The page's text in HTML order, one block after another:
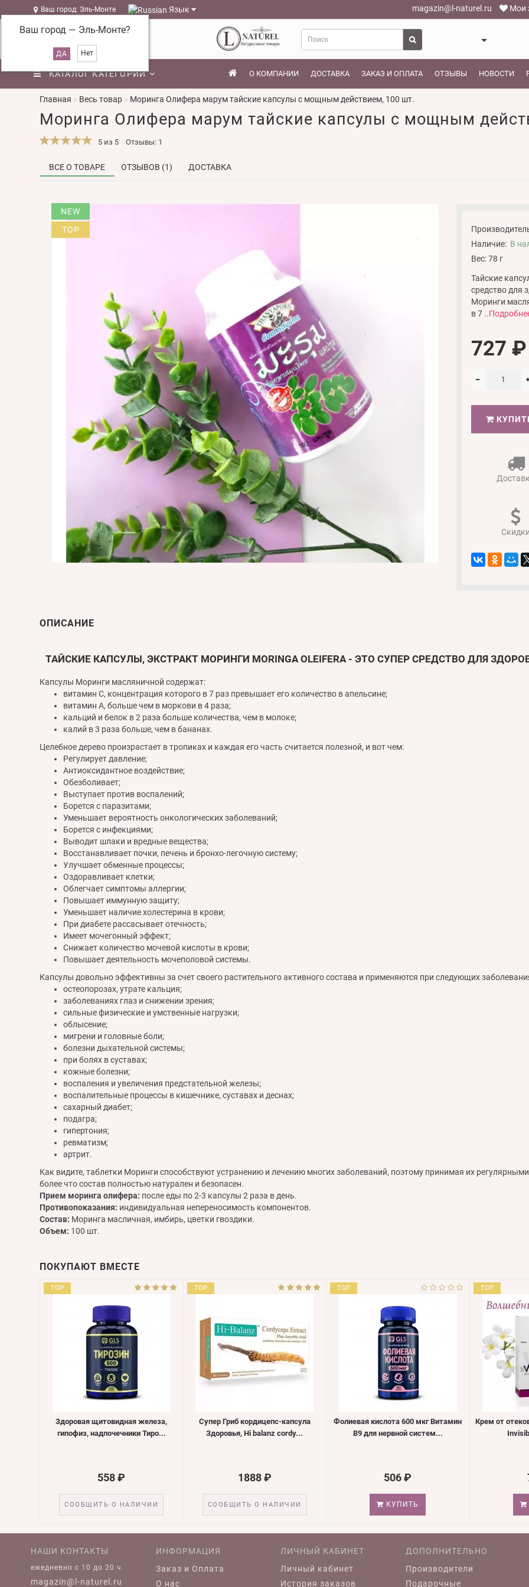
Ваш город: Эль-Монте
Ваш город — Эль-Монте?
Язык magazin@l-naturel.ru Мои
КАТАЛОГ КАТЕГОРИЙ О КОМПАНИИ ДОСТАВКА ЗАКАЗ И ОПЛАТА ОТЗЫВЫ НОВОСТИ
Главная Весь товар Моринга Олифера марум тайские капсулы с мощным действием, 100 шт.
Моринга Олифера марум тайские капсулы с мощным
5 из 5 Отзывы: 1
ВСЕ О ТОВАРЕ ОТЗЫВОВ (1) ДОСТАВКА
NEW
TOP
Наличие: В
Вес: 78 г
Тайские
средство для
Моринги
в 7 ..
727 ₽
ОПИСАНИЕ
ТАЙСКИЕ КАПСУЛЫ, ЭКСТРАКТ МОРИНГИ MORINGA OLEIFERA - ЭТО СУПЕР СРЕДСТВО ДЛЯ
Капсулы Моринги масляничной содержат:
витамин С, концентрация которого в 7 раз превышает его количество в апельсине;
витамин А, больше чем в моркови в 4 раза;
кальций и белок в 2 раза больше количества, чем в молоке;
калий в 3 раза больше, чем в бананах.
Целебное дерево произрастает в тропиках и каждая его часть считается полезной, и вот чем:
Регулирует давление;
Антиоксидантное воздействие;
Обезболивает;
Выступает против воспалений;
Борется с паразитами;
Уменьшает вероятность онкологических заболеваний;
Борется с инфекциями;
Выводит шлаки и вредные вещества;
Восстанавливает почки, печень и бронхо-легочную систему;
Улучшает обменные процессы;
Оздоравливает клетки;
Облегчает симптомы аллергии;
Повышает иммунную защиту;
Уменьшает наличие холестерина в крови;
При диабете рассасывает отечность;
Имеет мочегонный эффект;
Снижает количество мочевой кислоты в крови;
Повышает деятельность мочеполовой системы.
Капсулы довольно эффективны за счет своего растительного активного состава и применяются при следующих
остеопорозах, утрате кальция;
заболеваниях глаз и снижении зрения;
сильные физические и умственные нагрузки;
облысение;
мигрени и головные боли;
болезни дыхательной системы;
при болях в суставах;
кожные болезни;
воспаления и увеличения предстательной железы;
воспалительные процессы в кишечнике, суставах и деснах;
сахарный диабет;
подагра;
гипертония;
ревматизм;
артрит.
Как видите, таблетки Моринги способствуют устранению и лечению многих заболеваний, поэтому принимая их
более что состав полностью натурален и безопасен.
Прием моринга олифера: после еды по 2-3 капсулы 2 раза в день.
Противопоказания: индивидуальная непереносимость компонентов.
Состав: Моринга масличная, имбирь, цветки гвоздики.
Объем: 100 шт.
ПОКУПАЮТ ВМЕСТЕ
TOP
Здоровая щитовидная железа,
гипофиз, надпочечники Тиро...
558 ₽
СООБЩИТЬ О НАЛИЧИИ
TOP
Супер Гриб кордицепс-капсула
Здоровья, Hi balanz cordy...
1888 ₽
СООБЩИТЬ О НАЛИЧИИ
TOP
Фолиевая кислота 600 мкг Витамин
B9 для нервной систем...
506 ₽
КУПИТЬ
TOP
Крем от
НАШИ КОНТАКТЫ
ежедневно c 10 до 20 ч.
magazin@l-naturel.ru
ИНФОРМАЦИЯ
Заказ и Оплата
О нас
ЛИЧНЫЙ КАБИНЕТ
Личный кабинет
История заказов
ДОПОЛНИТЕЛЬНО
Производители
Подарочные